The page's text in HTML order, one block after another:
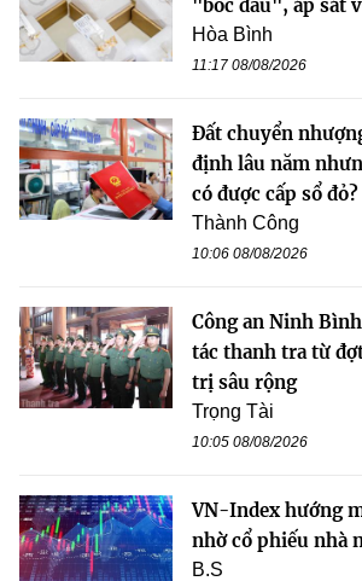
"bốc đầu", áp sát
Hòa Bình
11:17 08/08/2026
Đất chuyển
định lâu năm
có được cấp sổ đỏ?
Thành Công
10:06 08/08/2026
Công an Ninh
tác thanh tra từ
trị sâu rộng
Trọng Tài
10:05 08/08/2026
VN-Index hướng
nhờ cổ phiếu nhà
B.S